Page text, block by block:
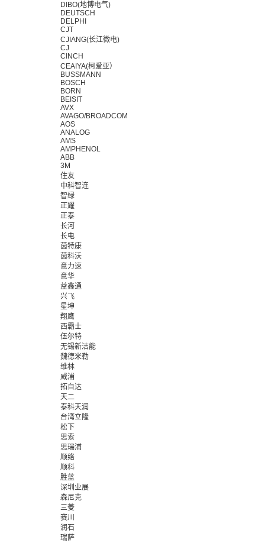
DIBO(地博电气)
DEUTSCH
DELPHI
CJT
CJIANG(长江微电)
CJ
CINCH
CEAIYA(柯爱亚）
BUSSMANN
BOSCH
BORN
BEISIT
AVX
AVAGO/BROADCOM
AOS
ANALOG
AMS
AMPHENOL
ABB
3M
住友
中科智连
智绿
正耀
正泰
长河
长电
茵特康
茵科沃
意力速
意华
益鑫通
兴飞
星坤
翔鹰
西霸士
伍尔特
无锡新洁能
魏德米勒
维林
威浦
拓自达
天二
泰科天润
台湾立隆
松下
思索
思瑞浦
顺络
顺科
胜蓝
深圳业展
森尼克
三菱
赛川
润石
瑞萨